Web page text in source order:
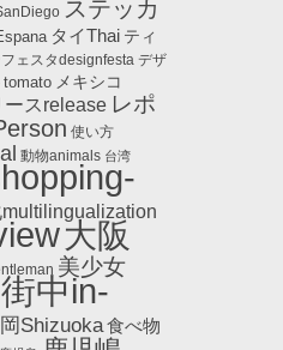
ステッカ
タイThai ティ
ェスタdesignfesta デザ
tomato メキシコ
ースrelease レポ
使い方
動物animals 台湾
大阪
美少女
街中in-
Shizuoka食べ物